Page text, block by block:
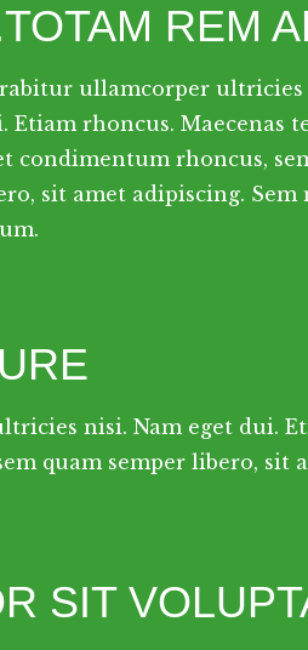
REM
ullamcorper ultricies
Etiam rhoncus. Maecenas
condimentum rhoncus,
sit amet adipiscing. Sem
nisi. Nam eget dui.
quam semper libero, sit
SIT